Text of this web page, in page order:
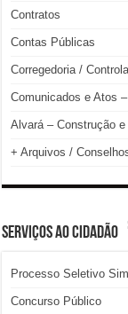
Contratos
Contas Públicas
Corregedoria /
Comunicados e Atos
Alvará – Construção e
+ Arquivos /
SERVIÇOS AO CIDADÃO
Processo Seletivo
Concurso Público